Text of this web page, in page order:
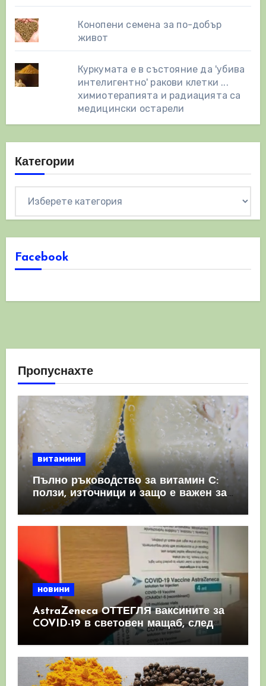
Конопени семена за по-добър
живот
Куркумата е в състояние да 'убива
интелигентно' ракови клетки ...
химиотерапията и радиацията са
медицински остарели
Категории
Facebook
Пропуснахте
витамини
Пълно ръководство за витамин С:
ползи, източници и защо е важен за
имунната система
новини
AstraZeneca ОТТЕГЛЯ ваксините за
COVID-19 в световен мащаб, след
като призна, че те причиняват